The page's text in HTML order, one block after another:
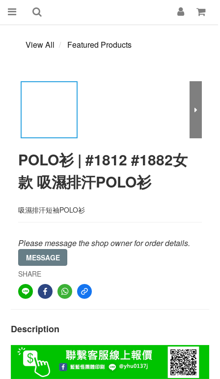
View All Featured Products
POLO衫 | #1812 #1882女
款 吸濕排汗POLO衫
吸濕排汗短袖POLO衫
Please message the shop owner for order details.
MESSAGE
SHARE
Description